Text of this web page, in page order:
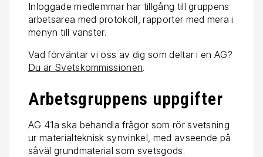
Inloggade medlemmar har tillgång till gruppens
arbetsarea med protokoll, rapporter med mera i
menyn till vänster.
Vad förväntar vi oss av dig som deltar i en AG?
Du är Svetskommissionen.
Arbetsgruppens uppgifter
AG 41a ska behandla frågor som rör svetsning
ur materialteknisk synvinkel, med avseende på
såväl grundmaterial som svetsgods.